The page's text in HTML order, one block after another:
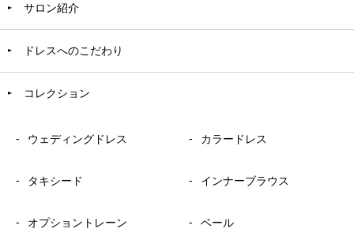
サロン紹介
ドレスへのこだわり
コレクション
ウェディングドレス カラードレス
タキシード インナーブラウス
オプショントレーン ベール